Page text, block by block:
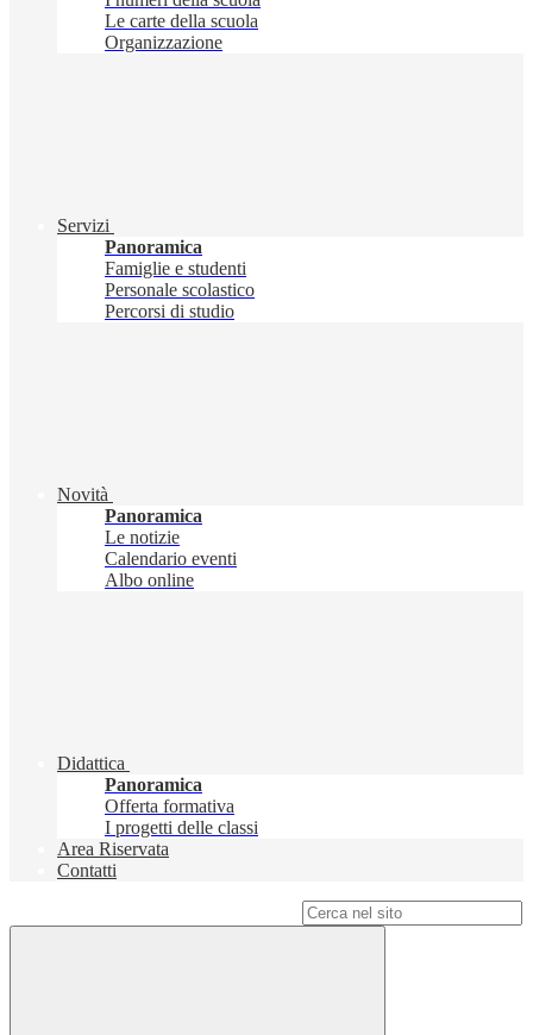
Le carte della scuola
Organizzazione
Servizi
Panoramica
Famiglie e studenti
Personale scolastico
Percorsi di studio
Novità
Panoramica
Le notizie
Calendario eventi
Albo online
Didattica
Panoramica
Offerta formativa
I progetti delle classi
Area Riservata
Contatti